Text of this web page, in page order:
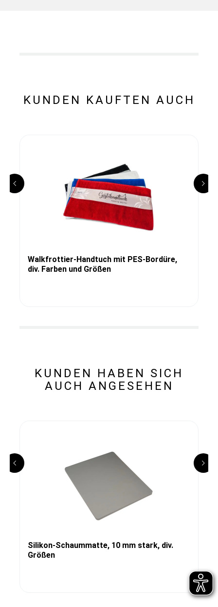
KUNDEN KAUFTEN AUCH
Walkfrottier-Handtuch mit PES-Bordüre,
div. Farben und Größen
KUNDEN HABEN SICH
AUCH ANGESEHEN
Silikon-Schaummatte, 10 mm stark, div.
Größen